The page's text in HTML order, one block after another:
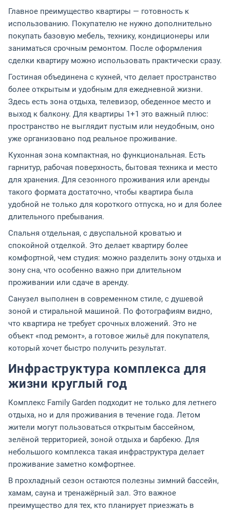
Главное преимущество квартиры — готовность к
использованию. Покупателю не нужно дополнительно
покупать базовую мебель, технику, кондиционеры или
заниматься срочным ремонтом. После оформления
сделки квартиру можно использовать практически сразу.
Гостиная объединена с кухней, что делает пространство
более открытым и удобным для ежедневной жизни.
Здесь есть зона отдыха, телевизор, обеденное место и
выход к балкону. Для квартиры 1+1 это важный плюс:
пространство не выглядит пустым или неудобным, оно
уже организовано под реальное проживание.
Кухонная зона компактная, но функциональная. Есть
гарнитур, рабочая поверхность, бытовая техника и место
для хранения. Для сезонного проживания или аренды
такого формата достаточно, чтобы квартира была
удобной не только для короткого отпуска, но и для более
длительного пребывания.
Спальня отдельная, с двуспальной кроватью и
спокойной отделкой. Это делает квартиру более
комфортной, чем студия: можно разделить зону отдыха и
зону сна, что особенно важно при длительном
проживании или сдаче в аренду.
Санузел выполнен в современном стиле, с душевой
зоной и стиральной машиной. По фотографиям видно,
что квартира не требует срочных вложений. Это не
объект «под ремонт», а готовое жильё для покупателя,
который хочет быстро получить результат.
Инфраструктура комплекса для
жизни круглый год
Комплекс Family Garden подходит не только для летнего
отдыха, но и для проживания в течение года. Летом
жители могут пользоваться открытым бассейном,
зелёной территорией, зоной отдыха и барбекю. Для
небольшого комплекса такая инфраструктура делает
проживание заметно комфортнее.
В прохладный сезон остаются полезны зимний бассейн,
хамам, сауна и тренажёрный зал. Это важное
преимущество для тех, кто планирует приезжать в